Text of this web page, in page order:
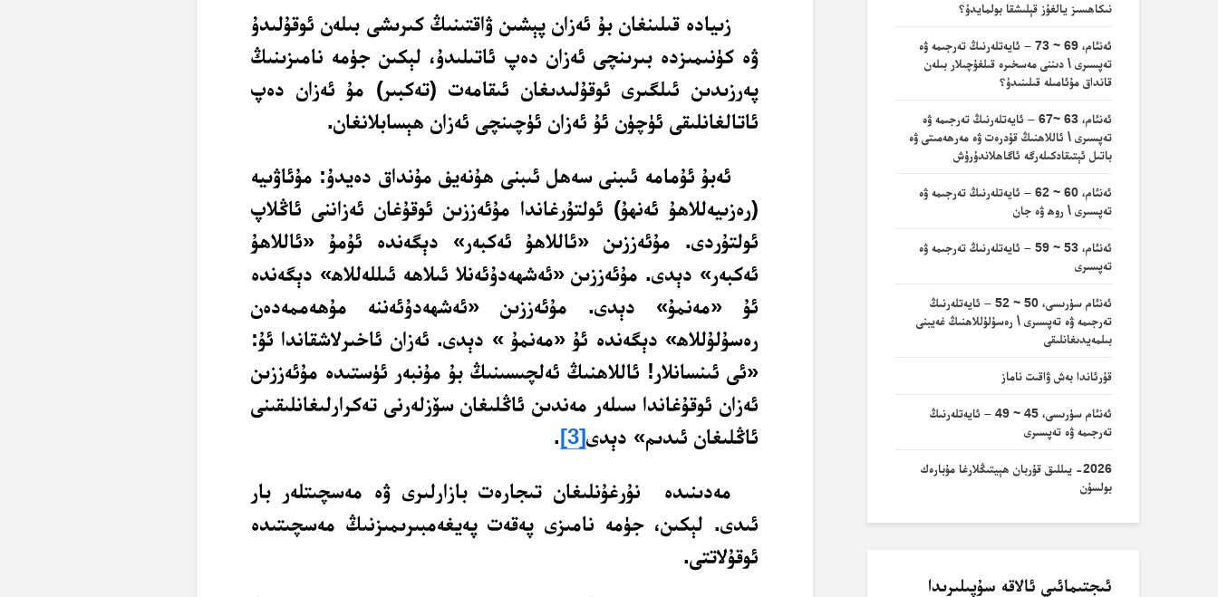
زىيادە قىلىنغان بۇ ئەزان پېشىن ۋاقتىنىڭ كىرىشى بىلەن ئوقۇلىدۇ
ۋە كۈنىمىزدە بىرىنچى ئەزان دەپ ئاتىلىدۇ، لېكىن جۈمە نامىزىنىڭ
پەرزىدىن ئىلگىرى ئوقۇلىدىغان ئىقامەت (تەكبىر) مۇ ئەزان دەپ
ئاتالغانلىقى ئۈچۈن ئۇ ئەزان ئۈچىنچى ئەزان ھېسابلانغان.
ئەبۇ ئۇمامە ئىبنى سەھل ئىبنى ھۇنەيف مۇنداق دەيدۇ: مۇئاۋىيە
(رەزىيەللاھۇ ئەنھۇ) ئولتۇرغاندا مۇئەززىن ئوقۇغان ئەزاننى ئاڭلاپ
ئولتۇردى. مۇئەززىن «ئاللاھۇ ئەكبەر» دېگەندە ئۇمۇ «ئاللاھۇ
ئەكبەر» دېدى. مۇئەززىن «ئەشھەدۇئەنلا ئىلاھە ئىللەللاھ» دېگەندە
ئۇ «مەنمۇ» دېدى. مۇئەززىن «ئەشھەدۇئەننە مۇھەممەدەن
رەسۇلۇللاھ» دېگەندە ئۇ «مەنمۇ » دېدى. ئەزان ئاخىرلاشقاندا ئۇ:
«ئى ئىنسانلار! ئاللاھنىڭ ئەلچىسىنىڭ بۇ مۇنبەر ئۈستىدە مۇئەززىن
ئەزان ئوقۇغاندا سىلەر مەندىن ئاڭلىغان سۆزلەرنى تەكرارلىغانلىقىنى
ئاڭلىغان ئىدىم» دېدى[3]
.
مەدىنىدە نۇرغۇنلىغان تىجارەت بازارلىرى ۋە مەسچىتلەر بار
ئىدى. لېكىن، جۈمە نامىزى پەقەت پەيغەمبىرىمىزنىڭ مەسچىتىدە
ئوقۇلاتتى.
نىكاھسىز يالغۇز قېلىشقا بولمايدۇ؟
ئەنئام، 69 ~ 73 – ئايەتلەرنىڭ تەرجىمە ۋە
تەپسىرى \ دىننى مەسخىرە قىلغۇچىلار بىلەن
قانداق مۇئامىلە قىلىنىدۇ؟
ئەنئام، 63 ~67 – ئايەتلەرنىڭ تەرجىمە ۋە
تەپسىرى \ ئاللاھنىڭ قۇدرەت ۋە مەرھەمىتى ۋە
باتىل ئېتىقادكىلەرگە ئاگاھلاندۇرۇش
ئەنئام، 60 ~ 62 – ئايەتلەرنىڭ تەرجىمە ۋە
تەپسىرى \ روھ ۋە جان
ئەنئام، 53 ~ 59 – ئايەتلەرنىڭ تەرجىمە ۋە
تەپسىرى
ئەنئام سۈرىسى، 50 ~ 52 – ئايەتلەرنىڭ
تەرجىمە ۋە تەپسىرى \ رەسۇلۇللاھنىڭ غەيبنى
بىلمەيدىغانلىقى
قۇرئاندا بەش ۋاقىت ناماز
ئەنئام سۈرىسى، 45 ~ 49 – ئايەتلەرنىڭ
تەرجىمە ۋە تەپسىرى
2026- يىللىق قۇربان ھېيتىڭلارغا مۇبارەك
بولسۇن
ئىجتىمائىي ئالاقە سۇپىلىرىدا